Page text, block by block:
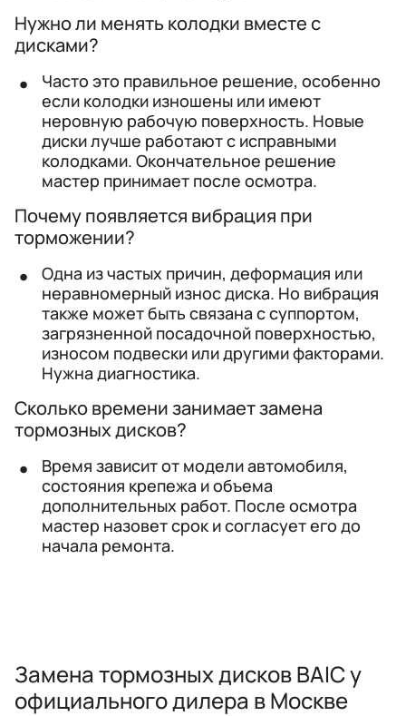
Нужно ли менять колодки вместе с
дисками?
Часто это правильное решение, особенно
если колодки изношены или имеют
неровную рабочую поверхность. Новые
диски лучше работают с исправными
колодками. Окончательное решение
мастер принимает после осмотра.
Почему появляется вибрация при
торможении?
Одна из частых причин, деформация или
неравномерный износ диска. Но вибрация
также может быть связана с суппортом,
загрязненной посадочной поверхностью,
износом подвески или другими факторами.
Нужна диагностика.
Сколько времени занимает замена
тормозных дисков?
Время зависит от модели автомобиля,
состояния крепежа и объема
дополнительных работ. После осмотра
мастер назовет срок и согласует его до
начала ремонта.
Замена тормозных дисков BAIC у
официального дилера в Москве